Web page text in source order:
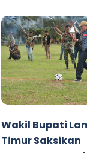
Wakil Bupati
Timur Saksikan